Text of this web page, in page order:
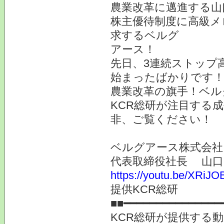
農業改革に邁進する
株主優待制度に高級
求するベルグ
アース！
先日、3連続ストップ
始まったばかりです！
農業改革の旗手！ベ
KCR総研が注目する
非、ご覧ください！
ベルグアース株式会
代表取締役社長 山
https://youtu.be/
提供KCR総研
KCR総研が提供する